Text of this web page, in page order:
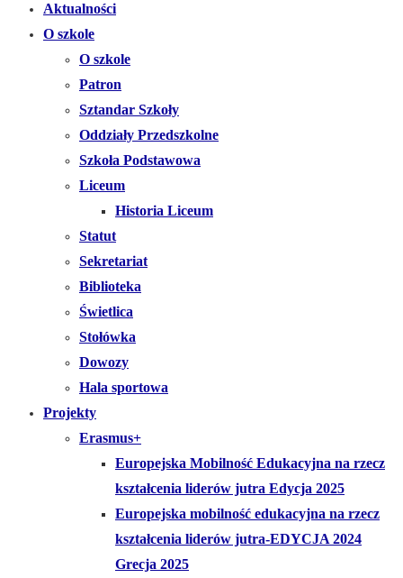
Aktualności
O szkole
O szkole
Patron
Sztandar Szkoły
Oddziały Przedszkolne
Szkoła Podstawowa
Liceum
Historia Liceum
Statut
Sekretariat
Biblioteka
Świetlica
Stołówka
Dowozy
Hala sportowa
Projekty
Erasmus+
Europejska Mobilność Edukacyjna na rzecz
kształcenia liderów jutra Edycja 2025
Europejska mobilność edukacyjna na rzecz
kształcenia liderów jutra-EDYCJA 2024
Grecja 2025